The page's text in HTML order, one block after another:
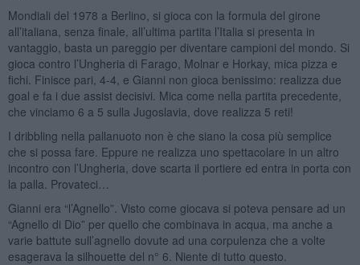
Mondiali del 1978 a Berlino, si gioca con la formula del girone
all’italiana, senza finale, all’ultima partita l’Italia si presenta in
vantaggio, basta un pareggio per diventare campioni del mondo. Si
gioca contro l’Ungheria di Farago, Molnar e Horkay, mica pizza e
fichi. Finisce pari, 4-4, e Gianni non gioca benissimo: realizza due
goal e fa i due assist decisivi. Mica come nella partita precedente,
che vinciamo 6 a 5 sulla Jugoslavia, dove realizza 5 reti!
I dribbling nella pallanuoto non è che siano la cosa più semplice
che si possa fare. Eppure ne realizza uno spettacolare in un altro
incontro con l’Ungheria, dove scarta il portiere ed entra in porta con
la palla. Provateci…
Gianni era “l’Agnello”. Visto come giocava si poteva pensare ad un
“Agnello di Dio” per quello che combinava in acqua, ma anche a
varie battute sull’agnello dovute ad una corpulenza che a volte
esagerava la silhouette del n° 6. Niente di tutto questo.